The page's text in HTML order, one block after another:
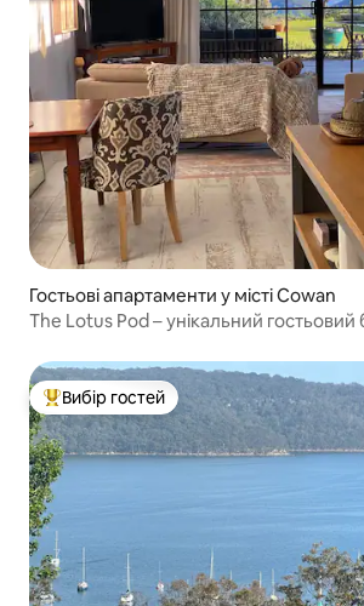
Гостьові апартаменти у місті Cowan
The Lotus Pod – унікальний гостьовий
Топ вибір гостей
Вибір гостей